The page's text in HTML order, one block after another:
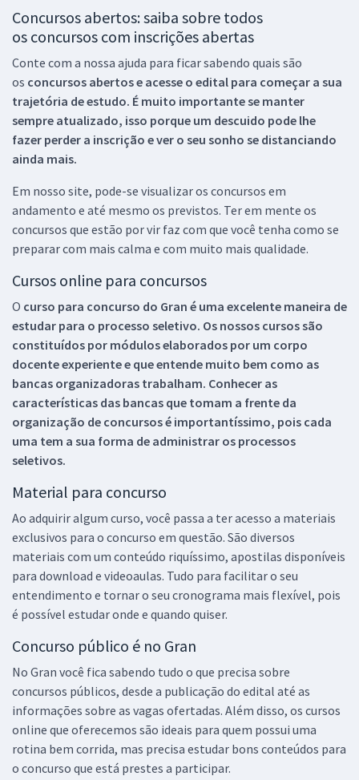
Concursos abertos: saiba sobre todos
os concursos com inscrições abertas
Conte com a nossa ajuda para ficar sabendo quais são
os concursos abertos e acesse o edital para começar a sua
trajetória de estudo. É muito importante se manter
sempre atualizado, isso porque um descuido pode lhe
fazer perder a inscrição e ver o seu sonho se distanciando
ainda mais.
Em nosso site, pode-se visualizar os concursos em
andamento e até mesmo os previstos. Ter em mente os
concursos que estão por vir faz com que você tenha como se
preparar com mais calma e com muito mais qualidade.
Cursos online para concursos
O curso para concurso do Gran é uma excelente maneira de
estudar para o processo seletivo. Os nossos cursos são
constituídos por módulos elaborados por um corpo
docente experiente e que entende muito bem como as
bancas organizadoras trabalham. Conhecer as
características das bancas que tomam a frente da
organização de concursos é importantíssimo, pois cada
uma tem a sua forma de administrar os processos
seletivos.
Material para concurso
Ao adquirir algum curso, você passa a ter acesso a materiais
exclusivos para o concurso em questão. São diversos
materiais com um conteúdo riquíssimo, apostilas disponíveis
para download e videoaulas. Tudo para facilitar o seu
entendimento e tornar o seu cronograma mais flexível, pois
é possível estudar onde e quando quiser.
Concurso público é no Gran
No Gran você fica sabendo tudo o que precisa sobre
concursos públicos, desde a publicação do edital até as
informações sobre as vagas ofertadas. Além disso, os cursos
online que oferecemos são ideais para quem possui uma
rotina bem corrida, mas precisa estudar bons conteúdos para
o concurso que está prestes a participar.